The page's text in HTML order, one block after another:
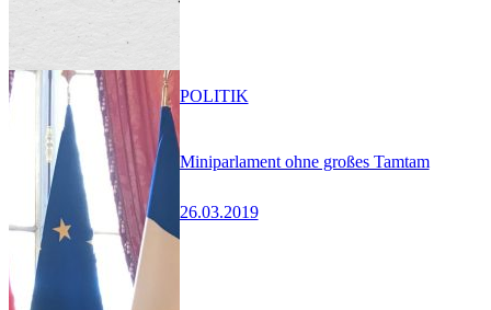
Miniparlament ohne großes Tamtam
26.03.2019
POLITIK